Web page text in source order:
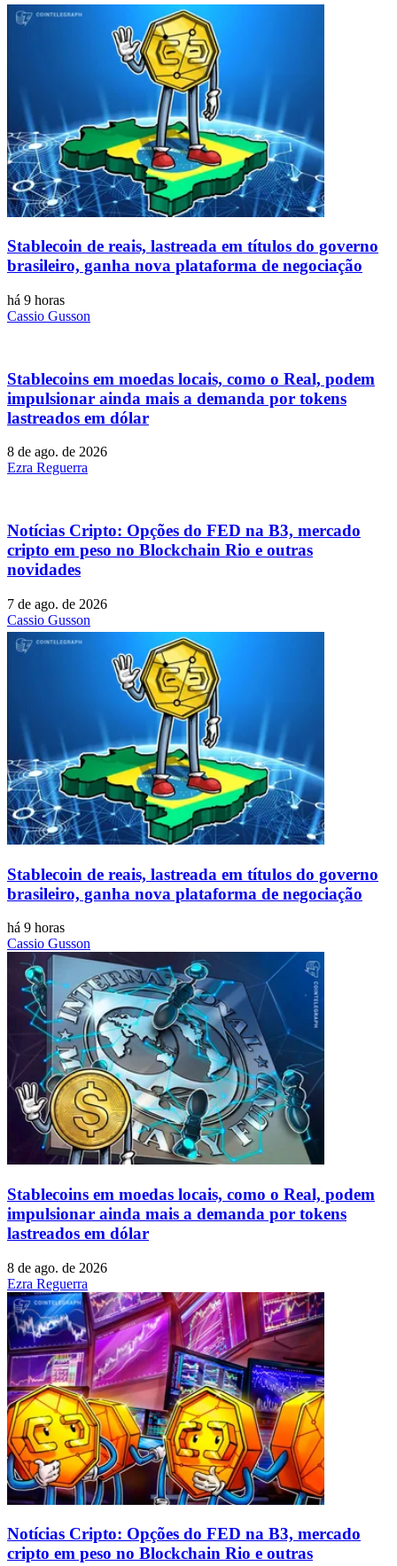
Stablecoin de reais, lastreada em títulos do governo
brasileiro, ganha nova plataforma de negociação
há 9 horas
Cassio Gusson
Stablecoins ​​em moedas locais, como o Real, podem
impulsionar ainda mais a demanda por tokens
lastreados em dólar
8 de ago. de 2026
Ezra Reguerra
Notícias Cripto: Opções do FED na B3, mercado
cripto em peso no Blockchain Rio e outras
novidades
7 de ago. de 2026
Cassio Gusson
Stablecoin de reais, lastreada em títulos do governo
brasileiro, ganha nova plataforma de negociação
há 9 horas
Cassio Gusson
Stablecoins ​​em moedas locais, como o Real, podem
impulsionar ainda mais a demanda por tokens
lastreados em dólar
8 de ago. de 2026
Ezra Reguerra
Notícias Cripto: Opções do FED na B3, mercado
cripto em peso no Blockchain Rio e outras